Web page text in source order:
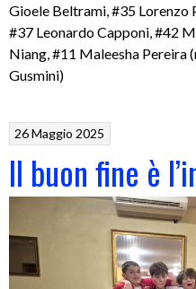
Gioele Beltrami, #35 Lorenzo
#37 Leonardo Capponi, #42
Niang, #11 Maleesha Pereira
Gusmini)
26 Maggio 2025
Il buon fine è